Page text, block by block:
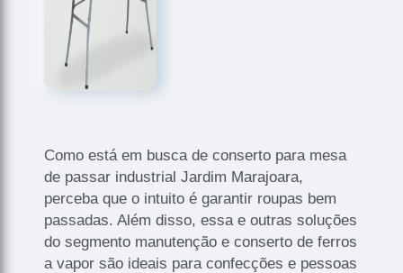
Como está em busca de conserto para mesa
de passar industrial Jardim Marajoara,
perceba que o intuito é garantir roupas bem
passadas. Além disso, essa e outras soluções
do segmento manutenção e conserto de ferros
a vapor são ideais para confecções e pessoas